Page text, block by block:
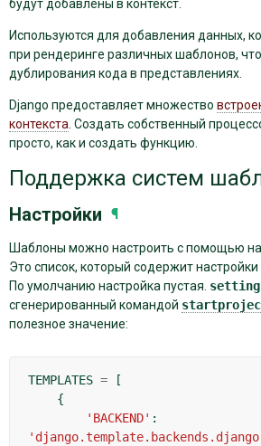
будут добавлены в контекст.
Используются для добавления данных,
при рендеринге различных шаблонов,
дублирования кода в представлениях.
Django предоставляет множество
контекста. Создать собственный
просто, как и создать функцию.
Поддержка систем
Настройки ¶
Шаблоны можно настроить с помощью
Это список, который содержит
По умолчанию настройка пустая.
сгенерированный командой
полезное значение:
TEMPLATES =
[
{
'BACKEND' :